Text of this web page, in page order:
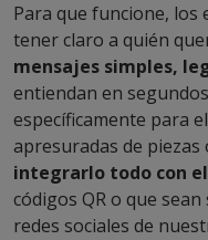
Para que funcione, los
tener claro a quién
mensajes simples,
entiendan en
específicamente para
apresuradas de piezas
integrarlo todo con
códigos QR o que
redes sociales de